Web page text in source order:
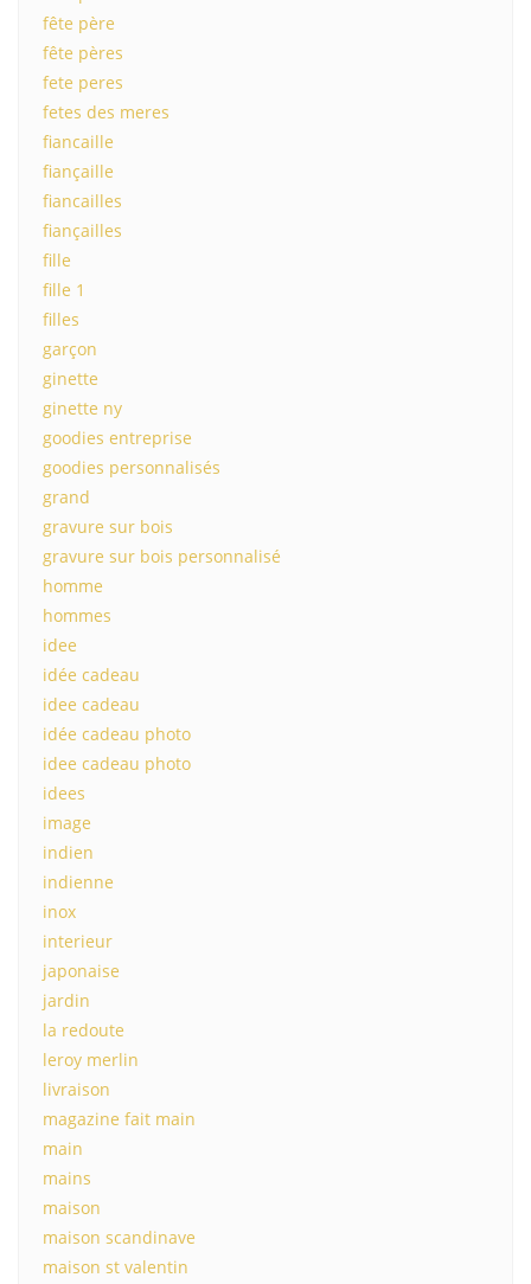
fête père
fête pères
fete peres
fetes des meres
fiancaille
fiançaille
fiancailles
fiançailles
fille
fille 1
filles
garçon
ginette
ginette ny
goodies entreprise
goodies personnalisés
grand
gravure sur bois
gravure sur bois personnalisé
homme
hommes
idee
idée cadeau
idee cadeau
idée cadeau photo
idee cadeau photo
idees
image
indien
indienne
inox
interieur
japonaise
jardin
la redoute
leroy merlin
livraison
magazine fait main
main
mains
maison
maison scandinave
maison st valentin